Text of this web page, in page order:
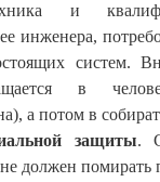
и
инженера,
систем.
в
а потом в
защиты.
должен помирать